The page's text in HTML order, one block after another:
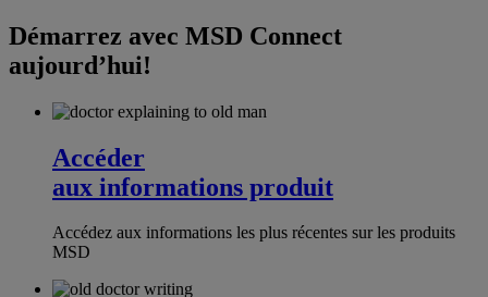
Démarrez avec MSD Connect
aujourd’hui!
Accéder
aux informations produit
Accédez aux informations les plus récentes sur les produits
MSD